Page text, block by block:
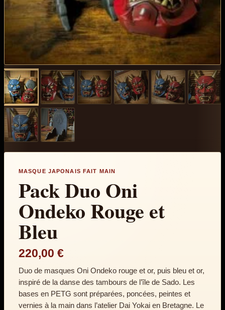
MASQUE JAPONAIS FAIT MAIN
Pack Duo Oni
Ondeko Rouge et
Bleu
220,00 €
Duo de masques Oni Ondeko rouge et or, puis bleu et or,
inspiré de la danse des tambours de l’île de Sado. Les
bases en PETG sont préparées, poncées, peintes et
vernies à la main dans l’atelier Dai Yokai en Bretagne. Le